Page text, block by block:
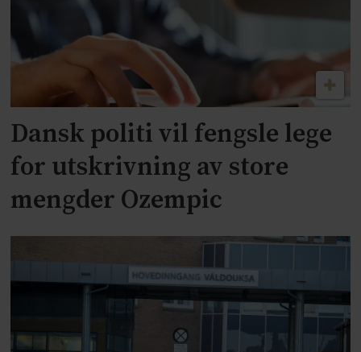
Dansk politi vil fengsle lege
for utskrivning av store
mengder Ozempic